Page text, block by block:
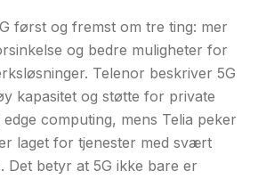
først og fremst om tre ting: mer
og bedre muligheter for
Telenor beskriver 5G
kapasitet og støtte for private
computing, mens Telia peker
laget for tjenester med svært
Det betyr at 5G ikke bare er